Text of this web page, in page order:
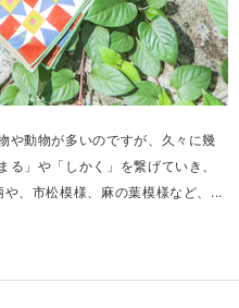
や動物が多いのですが、久々に幾
」や「しかく」を繋げていき、
、市松模様、麻の葉模様など、...